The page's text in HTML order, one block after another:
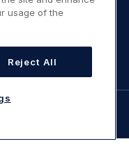
usage of the
Reject All